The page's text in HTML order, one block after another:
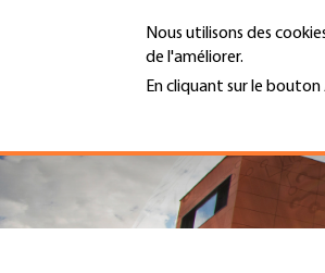
Nous utilisons des
de l'améliorer.
En cliquant sur le
Hauptnavigation
PORTRAIT
SERVICES
MENU